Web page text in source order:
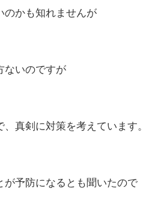
のかも知れませんが
ないのですが
真剣に対策を考えています。
が予防になるとも聞いたので